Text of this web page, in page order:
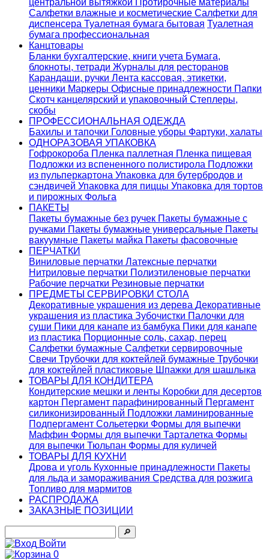
центральной вытяжкой Протирочные материалы
Салфетки влажные и косметические Салфетки для
диспенсера Туалетная бумага бытовая Туалетная
бумага профессиональная
Канцтовары
Бланки бухгалтерские, книги учета Бумага,
блокноты, тетради Журналы для ресторанов
Карандаши, ручки Лента кассовая, этикетки,
ценники Маркеры Офисные принадлежности Папки
Скотч канцелярский и упаковочный Степлеры,
скобы
ПРОФЕССИОНАЛЬНАЯ ОДЕЖДА
Бахилы и тапочки Головные уборы Фартуки, халаты
ОДНОРАЗОВАЯ УПАКОВКА
Гофрокороба Пленка паллетная Пленка пищевая
Подложки из вспененного полистирола Подложки
из пульперкартона Упаковка для бутербродов и
сэндвичей Упаковка для пиццы Упаковка для тортов
и пирожных Фольга
ПАКЕТЫ
Пакеты бумажные без ручек Пакеты бумажные с
ручками Пакеты бумажные универсальные Пакеты
вакуумные Пакеты майка Пакеты фасовочные
ПЕРЧАТКИ
Виниловые перчатки Латексные перчатки
Нитриловые перчатки Полиэтиленовые перчатки
Рабочие перчатки Резиновые перчатки
ПРЕДМЕТЫ СЕРВИРОВКИ СТОЛА
Декоративные украшения из дерева Декоративные
украшения из пластика Зубочистки Палочки для
суши Пики для канапе из бамбука Пики для канапе
из пластика Порционные соль, сахар, перец
Салфетки бумажные Салфетки сервировочные
Свечи Трубочки для коктейлей бумажные Трубочки
для коктейлей пластиковые Шпажки для шашлыка
ТОВАРЫ ДЛЯ КОНДИТЕРА
Кондитерские мешки и ленты Коробки для десертов
картон Пергамент парафинированный Пергамент
силиконизированный Подложки ламинированные
Подпергамент Сольетерки Формы для выпечки
Маффин Формы для выпечки Тарталетка Формы
для выпечки Тюльпан Формы для куличей
ТОВАРЫ ДЛЯ КУХНИ
Дрова и уголь Кухонные принадлежности Пакеты
для льда и замораживания Средства для розжига
Топливо для мармитов
РАСПРОДАЖА
ЗАКАЗНЫЕ ПОЗИЦИИ
🔎︎
Войти
0